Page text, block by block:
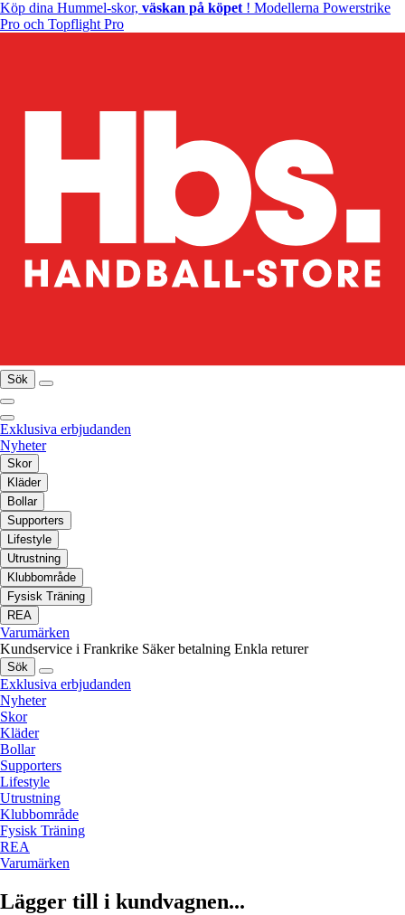
Köp dina Hummel-skor, väskan på köpet ! Modellerna Powerstrike
Pro och Topflight Pro
Sök
Exklusiva erbjudanden
Nyheter
Skor
Kläder
Bollar
Supporters
Lifestyle
Utrustning
Klubbområde
Fysisk Träning
REA
Varumärken
Kundservice i Frankrike Säker betalning Enkla returer
Sök
Exklusiva erbjudanden
Nyheter
Skor
Kläder
Bollar
Supporters
Lifestyle
Utrustning
Klubbområde
Fysisk Träning
REA
Varumärken
Lägger till i kundvagnen...